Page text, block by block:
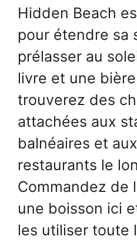
Hidden Beach
pour étendre sa
prélasser au
livre et une
trouverez des
attachées aux
balnéaires et
restaurants le
Commandez de
une boisson ici
les utiliser toute